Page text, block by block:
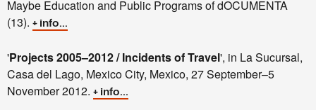
Maybe Education and Public Programs of dOCUMENTA
(13). + info...
'Projects 2005–2012 / Incidents of Travel', in La Sucursal,
Casa del Lago, Mexico City, Mexico, 27 September–5
November 2012. + info...